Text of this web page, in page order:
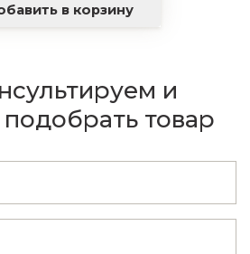
в корзину
и
товар